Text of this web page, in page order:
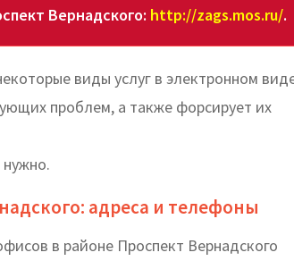
Вернадского: http://zags.mos.ru/.
виды услуг в электронном
проблем, а также форсирует их
адреса и телефоны
в районе Проспект Вернадского